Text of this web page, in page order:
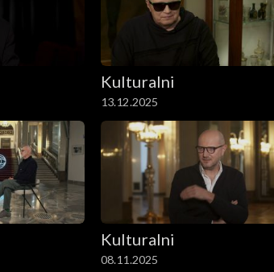
Kulturalni
13.12.2025
Kulturalni
08.11.2025